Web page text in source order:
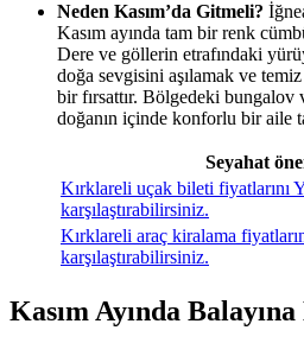
Neden Kasım’da Gitmeli?
Kasım ayında tam bir renk
Dere ve göllerin etrafındaki
doğa sevgisini aşılamak ve
bir fırsattır. Bölgedeki bungalov
doğanın içinde konforlu bir aile
Seyahat
Kırklareli uçak bileti fiyatlarını
karşılaştırabilirsiniz.
Kırklareli araç kiralama
karşılaştırabilirsiniz.
Kasım Ayında